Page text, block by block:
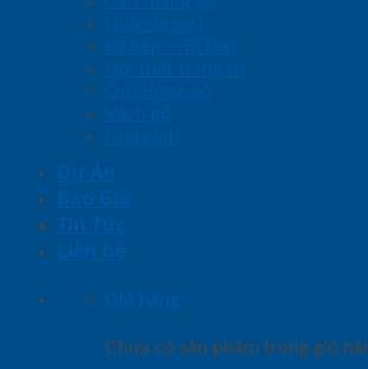
Giường ngủ
Kệ bếp – Tủ bếp
Nội thất trang trí
Ốp tường gỗ
Vách gỗ
Cửa kính
Dự Án
Báo Giá
Tin Tức
Liên hệ
Giỏ hàng
Chưa có sản phẩm trong giỏ